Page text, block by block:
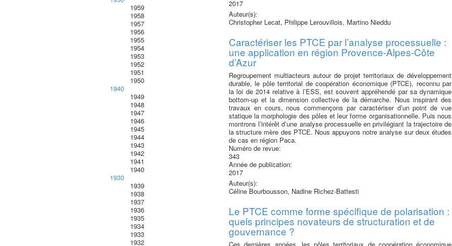
1959
1958
1957
1956
1955
1954
1953
1952
1951
1950
1940
1949
1948
1947
1946
1945
1944
1943
1942
1941
1940
1930
1939
1938
1937
1936
1935
1934
1933
1932
2017
Auteur(s):
Christopher Lecat, Philippe Lerouvillois, Martino Nieddu
Caractériser les PTCE par l’analyse processuelle :
une application en région Provence-Alpes-Côte
d’Azur
Regroupement multiacteurs autour de projet territoriaux de développement
durable, le pôle territorial de coopération économique (PTCE), reconnu par
la loi de 2014 relative à l’ESS, est souvent appréhendé par sa dynamique
bottom-up et la dimension collective de la démarche. Nous inspirant des
travaux en cours, nous commençons par caractériser d’un point de vue
statique la morphologie des pôles et leur forme organisationnelle. Puis nous
montrons l’intérêt d’une analyse processuelle en privilégiant la trajectoire de
la structure mère des PTCE. Nous appuyons notre analyse sur deux études
de cas en région Paca.
Numéro de revue:
343
Année de publication:
2017
Auteur(s):
Céline Bourbousson, Nadine Richez-Battesti
Le PTCE comme forme spécifique de polarisation :
quels principes novateurs de structuration et de
gouvernance ?